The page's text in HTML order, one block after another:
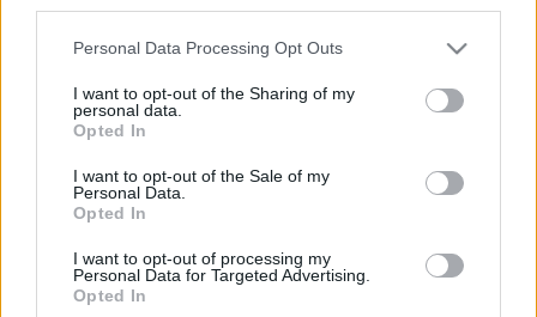
Please note that this website/app uses one or more Google
not limited to your visit or usage behaviour. You may click to
grant or deny consent to Google and its third-party tags to
use your data for below specified purposes in below Google
consent section.
Personal Data Processing Opt Outs
I want to opt-out of the Sharing of my
personal data.
Opted In
I want to opt-out of the Sale of my
Personal Data.
Opted In
I want to opt-out of processing my
Personal Data for Targeted Advertising.
Opted In
összesen tizenhárom helyszínt járhatunk be – a Bem teret,
a Petőfi teret, a Tűzoltó utcát, a Kilián laktanyát, a Baross
teret, a Blaha Lujza teret, a Széna teret, a Móricz Zsigmond
főszereplői – Ilona és Zoli – kalauzolnak minket végig,
segítségükkel megismerhetjük az események hátterét, a
korabeli fényképek, filmfelvételek, sőt 360 fokos fotók
révén pedig még többet megtudhatunk róluk.